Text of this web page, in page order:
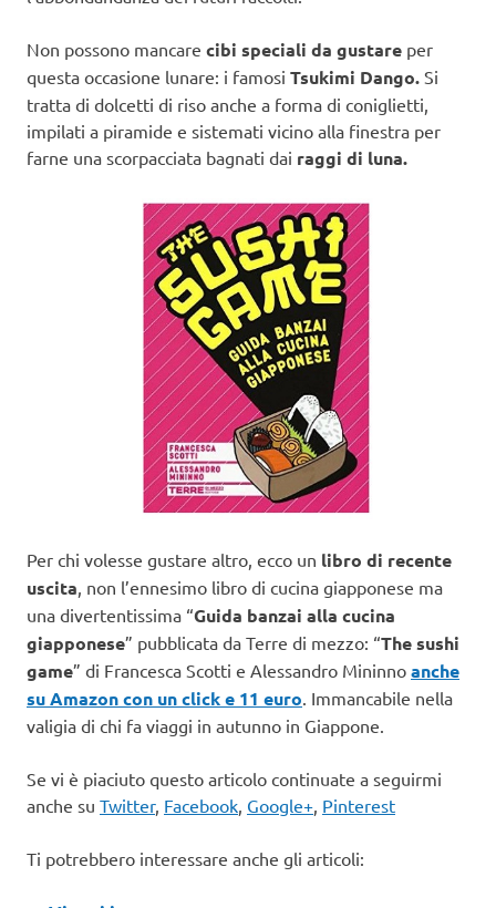
Non possono mancare cibi speciali da gustare per
questa occasione lunare: i famosi Tsukimi Dango. Si
tratta di dolcetti di riso anche a forma di coniglietti,
impilati a piramide e sistemati vicino alla finestra per
farne una scorpacciata bagnati dai raggi di luna.
Per chi volesse gustare altro, ecco un libro di recente
uscita , non l’ennesimo libro di cucina giapponese ma
una divertentissima “Guida banzai alla cucina
giapponese” pubblicata da Terre di mezzo: “The sushi
game” di Francesca Scotti e Alessandro Mininno anche
su Amazon con un click e 11 euro . Immancabile nella
valigia di chi fa viaggi in autunno in Giappone.
Se vi è piaciuto questo articolo continuate a seguirmi
anche su Twitter, Facebook Google+ Pinterest
Ti potrebbero interessare anche gli articoli: